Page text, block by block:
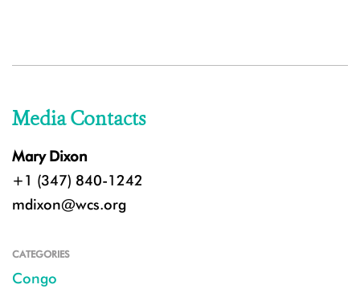
Media Contacts
Mary Dixon
+1 (347) 840-1242
mdixon@wcs.org
CATEGORIES
Congo